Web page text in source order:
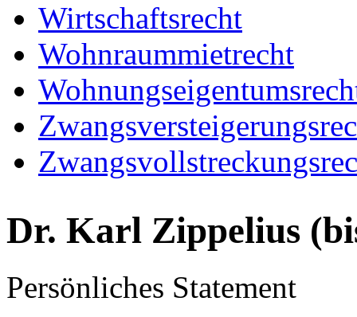
Wirtschaftsrecht
Wohnraummietrecht
Dr. Karl Zippelius
Persönliches Statement